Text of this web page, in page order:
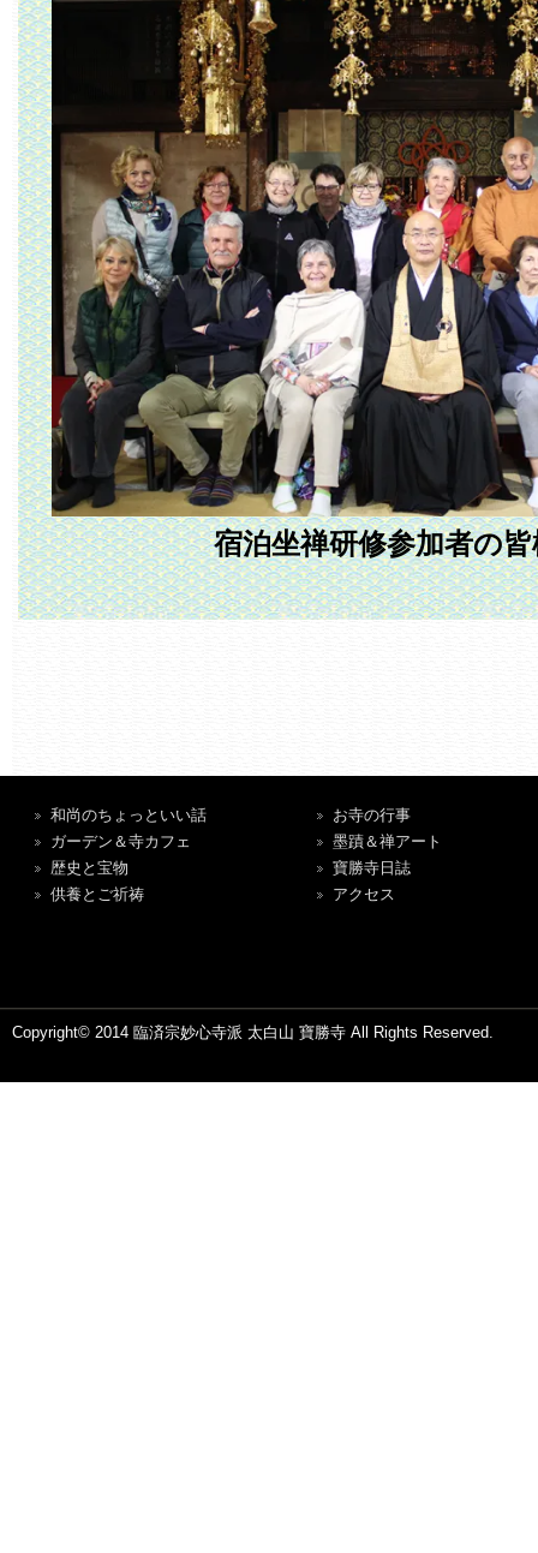
宿泊坐禅研修参加者の
和尚のちょっといい話
ガーデン＆寺カフェ
歴史と宝物
供養とご祈祷
お寺の行事
墨蹟＆禅アート
寶勝寺日誌
アクセス
Copyright© 2014 臨済宗妙心寺派 太白山 寶勝寺 All Rights Reserved.